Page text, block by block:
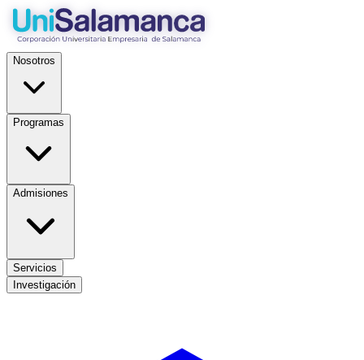
Nosotros
Programas
Admisiones
Servicios
Investigación